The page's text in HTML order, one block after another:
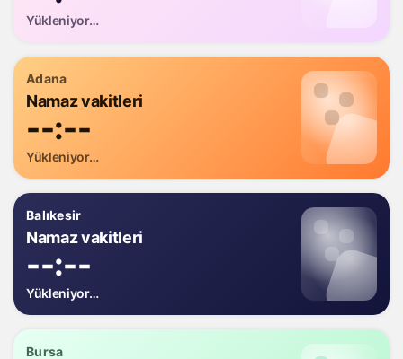
Yükleniyor…
Adana
Namaz vakitleri
--:--
Yükleniyor…
Balıkesir
Namaz vakitleri
--:--
Yükleniyor…
Bursa